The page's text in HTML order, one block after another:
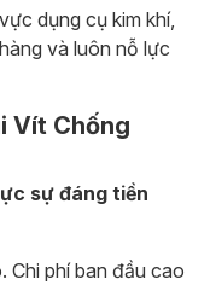
dụng cụ kim khí,
và luôn nỗ lực
Vít Chống
sự đáng tiền
Chi phí ban đầu cao